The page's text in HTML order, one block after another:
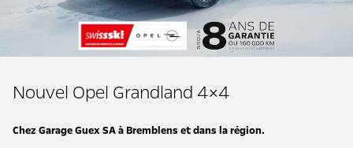
Nouvel Opel Grandland 4×4
Chez Garage Guex SA à Bremblens et dans la région.